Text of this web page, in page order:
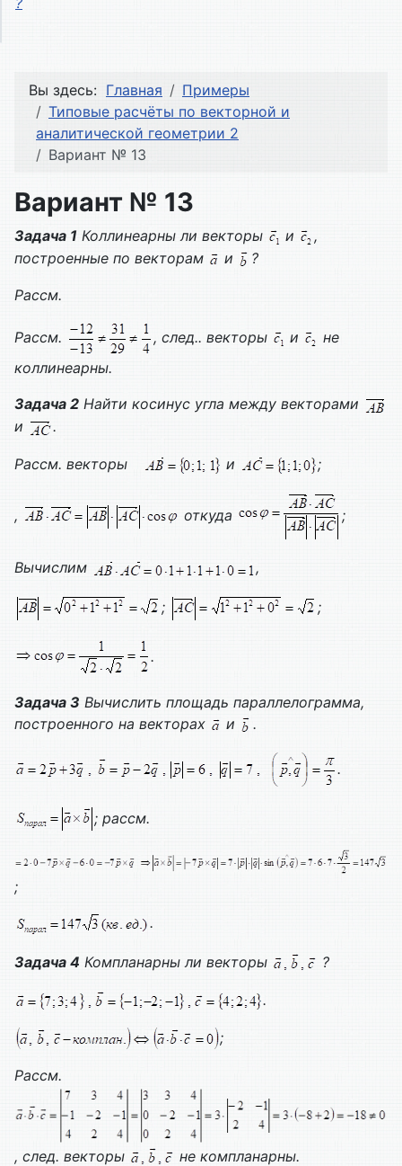
Вы здесь: Главная
Примеры
Типовые расчёты по векторной и
аналитической геометрии 2
Вариант № 13
Вариант № 13
Задача 1 Коллинеарны ли векторы и
,
построенные по векторам
и ?
Рассм.
Рассм. , след.. векторы и
не
коллинеарны.
Задача 2 Найти косинус угла между векторами
и
.
Рассм. векторы и ;
, откуда ;
Вычислим ,
; ;
.
Задача 3 Вычислить площадь параллелограмма,
построенного на векторах
и .
.
; рассм.
;
.
Задача 4 Компланарны ли векторы ?
.
;
Рассм.
, след. векторы не компланарны.